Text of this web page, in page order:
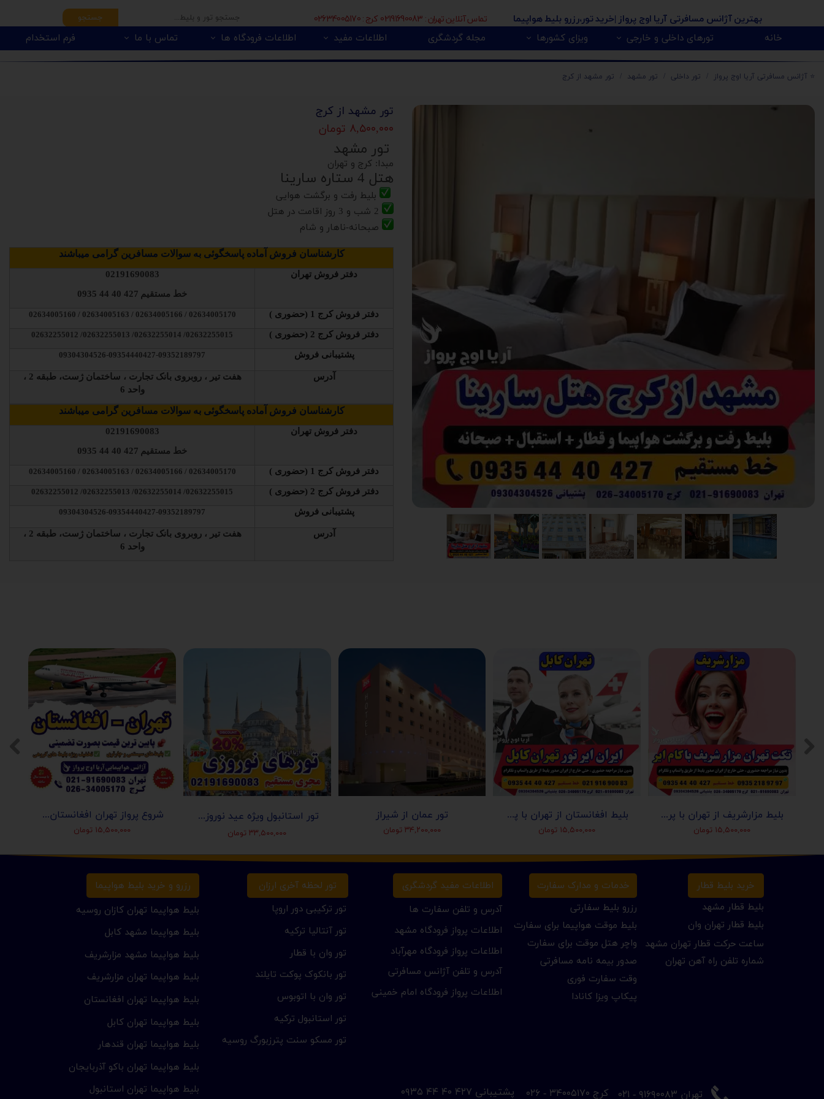
خانه تورهای داخلی و خارجی ویزای کشورها مجله گردشگری اطلاعات مفید اطلاعات فرودگاه ها تماس با ما فرم استخدام
جستجو بهترین آژانس مسافرتی آریا اوج پرواز |خرید تور،رزرو بلیط هواپیما تماس آنلاین تهران : 02191690083 کرج : 02634005170
⭐️ آژانس مسافرتی آریا اوج پرواز تور داخلی تور مشهد تور مشهد از کرج
تور مشهد از کرج
۸,۵۰۰,۰۰۰ تومان
تور مشهد
مبدا: کرج و تهران
هتل 4 ستاره سارینا
بلیط رفت و برگشت هوایی
صبحانه-ناهار و شام
کارشناسان فروش آماده پاسخگوئی به سوالات مسافرین گرامی میباشند
دفتر فروش تهران
02191690083
خط مستقیم 427 40 44 0935
دفتر فروش کرج 1 (حضوری ) 02634005170 / 02634005166 / 02634005163 / 02634005160
دفتر فروش کرج 2 (حضوری ) 02632255015/ 02632255014/ 02632255013/ 02632255012
پشتیبانی فروش 09304304526-09354440427-09352189797
آدرس
هفت تیر ، روبروی بانک تجارت ، ساختمان ژست، طبقه 2 ،
واحد 6
کارشناسان فروش آماده پاسخگوئی به سوالات مسافرین گرامی میباشند
دفتر فروش تهران
02191690083
خط مستقیم 427 40 44 0935
دفتر فروش کرج 1 (حضوری ) 02634005170 / 02634005166 / 02634005163 / 02634005160
دفتر فروش کرج 2 (حضوری ) 02632255015/ 02632255014/ 02632255013/ 02632255012
پشتیبانی فروش 09304304526-09354440427-09352189797
آدرس
هفت تیر ، روبروی بانک تجارت ، ساختمان ژست، طبقه 2 ،
واحد 6
شروع پرواز تهران افغانستان (کابل-مزارشریف-هرات-قندهار)
۱۵,۵۰۰,۰۰۰ تومان
تور استانبول ویژه عید نوروز 1405 | مجری مستقیم ✈️
۳۳,۵۰۰,۰۰۰ تومان
تور عمان از شیراز
۳۴,۲۰۰,۰۰۰ تومان
بلیط افغانستان از تهران با پرواز آریانا افغان
۱۵,۵۰۰,۰۰۰ تومان
بلیط مزارشریف از تهران با پرواز کام ایر
۱۵,۵۰۰,۰۰۰ تومان
​تهران ۹۱۶۹۰۰۸۳ - ۰۲۱ ​کرج ۳۴۰۰۵۱۷۰ - ۰۲۶ ​پشتیبانی ۴۲۷ ۴۰ ۴۴ ۰۹۳۵
تور ترکیبی دور اروپا رزرو بلیط سفارتی
پیکاپ ویزا کانادا
بلیط هواپیما تهران کابل
بلیط هواپیما تهران مزارشریف
بلیط هواپیما مشهد کابل
بلیط هواپیما تهران قندهار
بلیط هواپیما تهران افغانستان
بلیط هواپیما مشهد مزارشریف
بلیط قطار تهران وان
بلیط قطار مشهد
بلیط موقت هواپیما برای سفارت
واچر هتل موقت برای سفارت
اطلاعات پرواز فرودگاه امام خمینی
بلیط هواپیما تهران باکو آذربایجان
بلیط هواپیما تهران استانبول
بلیط هواپیما تهران کازان روسیه
صدور بیمه نامه مسافرتی
تور آنتالیا ترکیه
تور استانبول ترکیه
تور مسکو سنت پترزبورگ روسیه
تور وان با قطار
تور بانکوک پوکت تایلند
تور وان با اتوبوس
ساعت حرکت قطار تهران مشهد
خرید بلیط قطار خدمات و مدارک سفارت رزرو و خرید بلیط هواپیما تور لحظه آخری ارزان
شماره تلفن راه آهن تهران
وقت سفارت فوری
اطلاعات پرواز فرودگاه مهرآباد
اطلاعات پرواز فرودگاه مشهد
آدرس و تلفن سفارت ها
آدرس و تلفن آژانس مسافرتی
اطلاعات مفید گردشگری